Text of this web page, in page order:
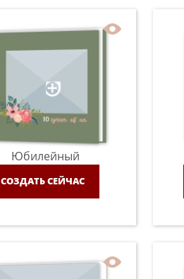
Юбилейный
СОЗДАТЬ СЕЙЧАС